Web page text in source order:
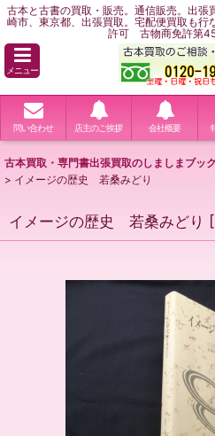
古本と古書の買取・販売。通信販売。出張
崎市、東京都、出張買取。宅配便買取も
許可 古物商免許第
メニュー
問い合わせ 店主のご挨拶 会社概要
古本買取・専門書出張買取のしましまブッ
> イメージの歴史 若桑みどり
イメージの歴史 若桑みどり [